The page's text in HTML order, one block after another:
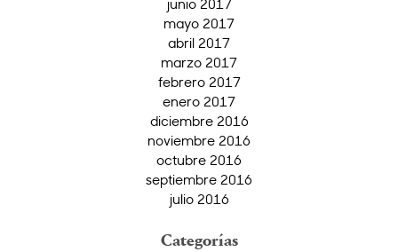
junio 2017
mayo 2017
abril 2017
marzo 2017
febrero 2017
enero 2017
diciembre 2016
noviembre 2016
octubre 2016
septiembre 2016
julio 2016
Categorías